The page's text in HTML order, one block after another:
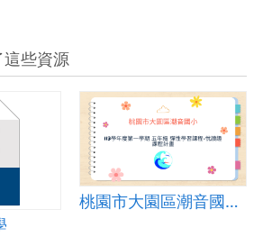
些資源
桃園市大園區潮音國民小學113學年度第一學期 五年級 彈性學習課程-悅讀趣 課程計畫